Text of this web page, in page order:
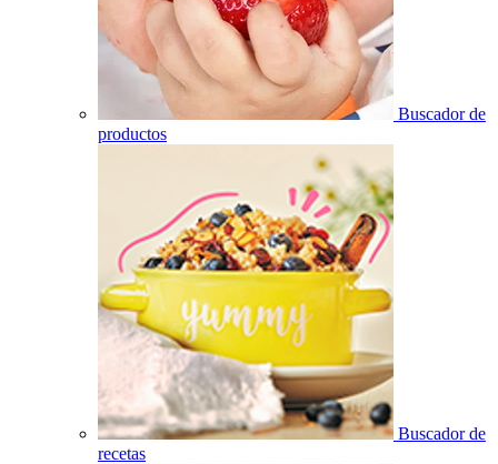
Buscador de
productos
Buscador de
recetas